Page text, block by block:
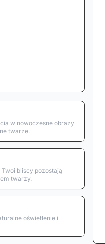
w nowoczesne obrazy
twarze.
bliscy pozostają
twarzy.
oświetlenie i